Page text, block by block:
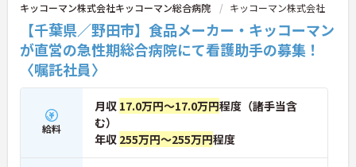
キッコーマン株式会社キッコーマン総合病院 キッコーマン株式会社
【千葉県／野田市】食品メーカー・キッコーマン
が直営の急性期総合病院にて看護助手の募集！
〈嘱託社員〉
給料
月収 17.0万円～17.0万円程度（諸手当含
む）
年収 255万円～255万円程度